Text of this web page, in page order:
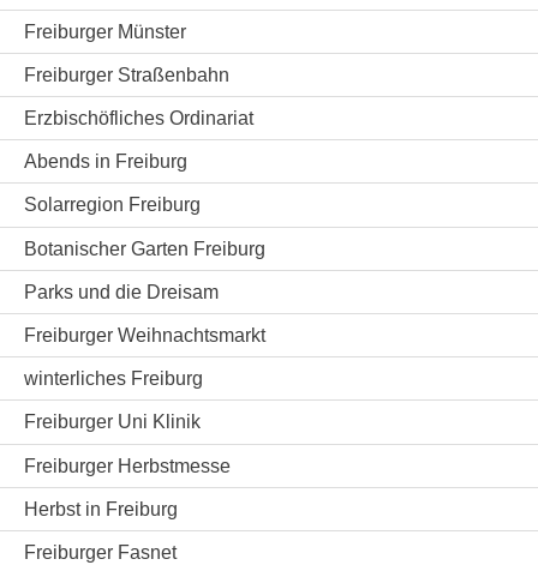
Freiburger Münster
Freiburger Straßenbahn
Erzbischöfliches Ordinariat
Abends in Freiburg
Solarregion Freiburg
Botanischer Garten Freiburg
Parks und die Dreisam
Freiburger Weihnachtsmarkt
winterliches Freiburg
Freiburger Uni Klinik
Freiburger Herbstmesse
Herbst in Freiburg
Freiburger Fasnet